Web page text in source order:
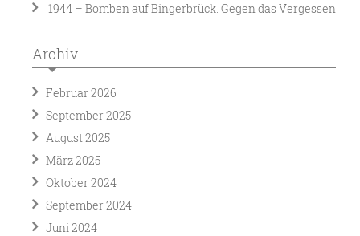
1944 – Bomben auf Bingerbrück. Gegen das Vergessen
Archiv
Februar 2026
September 2025
August 2025
März 2025
Oktober 2024
September 2024
Juni 2024